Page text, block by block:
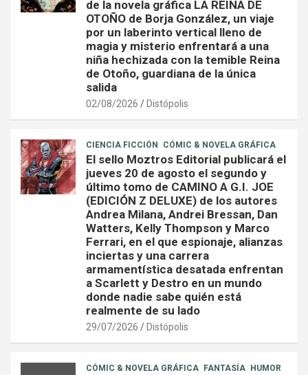
de la novela gráfica LA REINA DE
OTOÑO de Borja González, un viaje
por un laberinto vertical lleno de
magia y misterio enfrentará a una
niña hechizada con la temible Reina
de Otoño, guardiana de la única
salida
02/08/2026 Distópolis
CIENCIA FICCIÓN CÓMIC & NOVELA GRÁFICA
El sello Moztros Editorial publicará el
jueves 20 de agosto el segundo y
último tomo de CAMINO A G.I. JOE
(EDICIÓN Z DELUXE) de los autores
Andrea Milana, Andrei Bressan, Dan
Watters, Kelly Thompson y Marco
Ferrari, en el que espionaje, alianzas
inciertas y una carrera
armamentística desatada enfrentan
a Scarlett y Destro en un mundo
donde nadie sabe quién está
realmente de su lado
29/07/2026 Distópolis
CÓMIC & NOVELA GRÁFICA FANTASÍA HUMOR